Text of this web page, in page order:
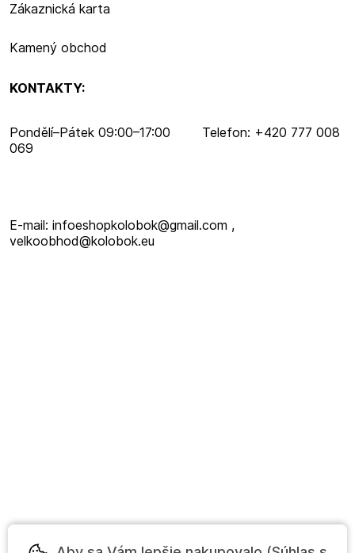
Zákaznická karta
Kamený obchod
KONTAKTY:
Pondělí–​Pátek 09:00–​17:00 Telefon: +420 777 008
069
E-mail: infoeshopkolobok@gmail.com ,
velkoobhod@kolobok.eu